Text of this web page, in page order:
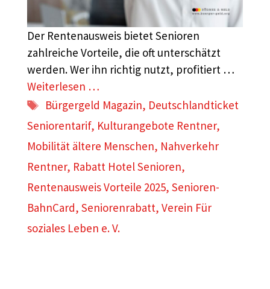
Der Rentenausweis bietet Senioren
zahlreiche Vorteile, die oft unterschätzt
werden. Wer ihn richtig nutzt, profitiert …
Weiterlesen …
Schlagwörter
Bürgergeld Magazin, Deutschlandticket
Seniorentarif, Kulturangebote Rentner,
Mobilität ältere Menschen, Nahverkehr
Rentner, Rabatt Hotel Senioren,
Rentenausweis Vorteile 2025, Senioren-
BahnCard, Seniorenrabatt, Verein Für
soziales Leben e. V.